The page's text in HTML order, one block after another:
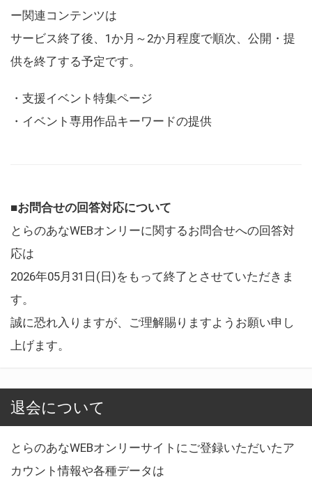
ー関連コンテンツは
サービス終了後、1か月～2か月程度で順次、公開・提
供を終了する予定です。
・支援イベント特集ページ
・イベント専用作品キーワードの提供
■お問合せの回答対応について
とらのあなWEBオンリーに関するお問合せへの回答対
応は
2026年05月31日(日)をもって終了とさせていただきま
す。
誠に恐れ入りますが、ご理解賜りますようお願い申し
上げます。
退会について
とらのあなWEBオンリーサイトにご登録いただいたア
カウント情報や各種データは